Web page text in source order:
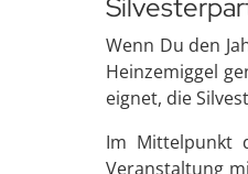
Wenn Du den
Heinzemiggel
eignet, die
Im Mittelpunkt
Veranstaltung